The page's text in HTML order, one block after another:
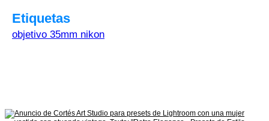
Etiquetas
objetivo 35mm nikon